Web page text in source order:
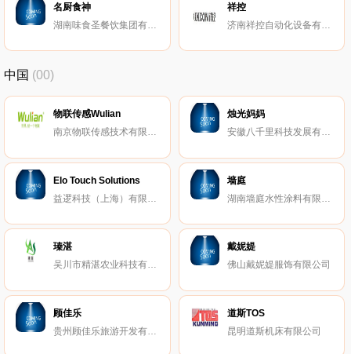
名厨食神
湖南味食圣餐饮集团有限公司
祥控
中国 (00)
物联传感Wulian
南京物联传感技术有限公司
烛光妈妈
安徽八千里科技发展有限公司
Elo Touch Solutions
墙庭
瑧湛
吴川市精湛农业科技有限公司
戴妮媞
佛山戴妮媞服饰有限公司
顾佳乐
贵州顾佳乐旅游开发有限公司
道斯TOS
昆明道斯机床有限公司